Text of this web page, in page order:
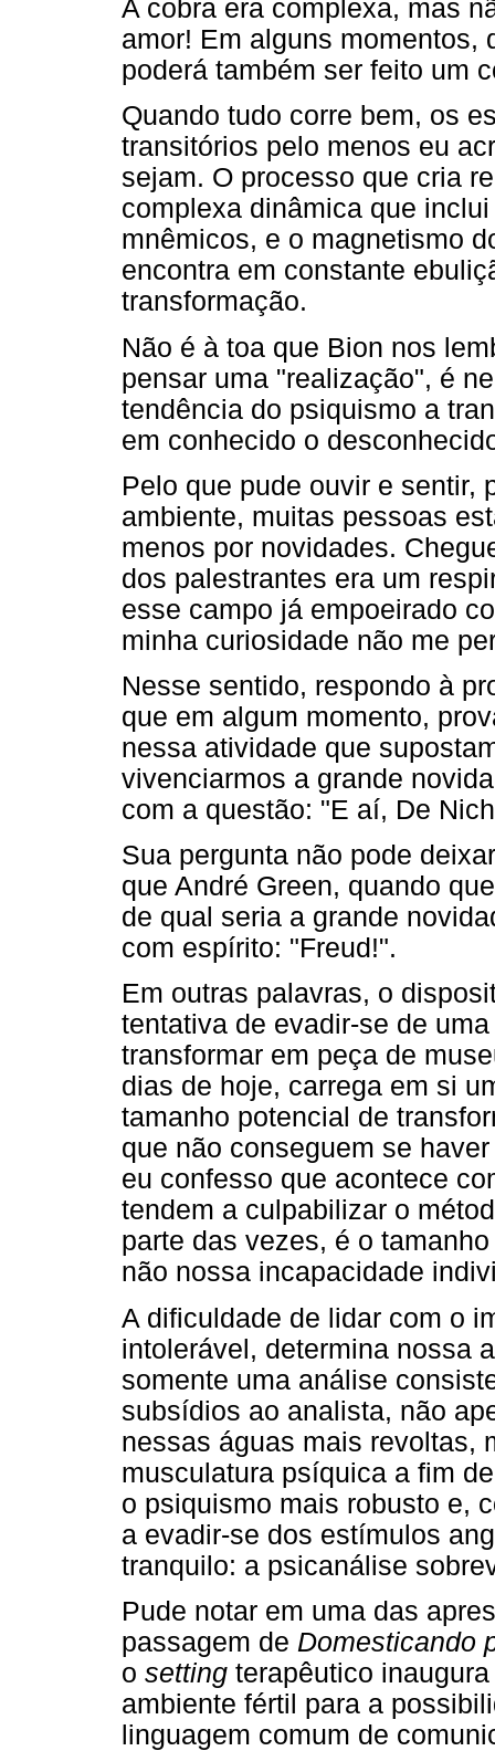
A cobra era complexa, mas
amor! Em alguns momentos,
poderá também ser feito um
Quando tudo corre bem, os
transitórios pelo menos eu
sejam. O processo que cria
complexa dinâmica que
mnêmicos, e o magnetismo
encontra em constante
transformação.
Não é à toa que Bion nos
pensar uma "realização", é
tendência do psiquismo a
em conhecido o
Pelo que pude ouvir e sentir,
ambiente, muitas pessoas
menos por novidades.
dos palestrantes era um
esse campo já empoeirado
minha curiosidade não me
Nesse sentido, respondo à
que em algum momento,
nessa atividade que
vivenciarmos a grande
com a questão: "E aí, De
Sua pergunta não pode
que André Green, quando
de qual seria a grande
com espírito: "Freud!".
Em outras palavras, o
tentativa de evadir-se de
transformar em peça de
dias de hoje, carrega em si
tamanho potencial de
que não conseguem se
eu confesso que acontece
tendem a culpabilizar o
parte das vezes, é o
não nossa incapacidade
A dificuldade de lidar com o
intolerável, determina nossa
somente uma análise
subsídios ao analista, não
nessas águas mais revoltas,
musculatura psíquica a fim
o psiquismo mais robusto e,
a evadir-se dos estímulos
tranquilo: a psicanálise
Pude notar em uma das
passagem de Domesticando
o setting terapêutico
ambiente fértil para a
linguagem comum de